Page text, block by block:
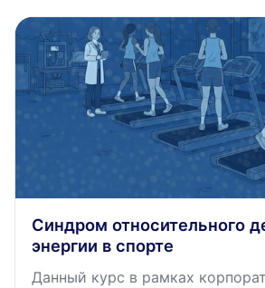
теория, концепция
Особое внимание уделяется
аспектам оптимизации
процессов, стратегиям
чрезмерного утомления и
перетренированности у
квалификации. Курс имеет
освоения 1 академический час.
Синдром относительного
энергии в спорте
Данный курс в рамках